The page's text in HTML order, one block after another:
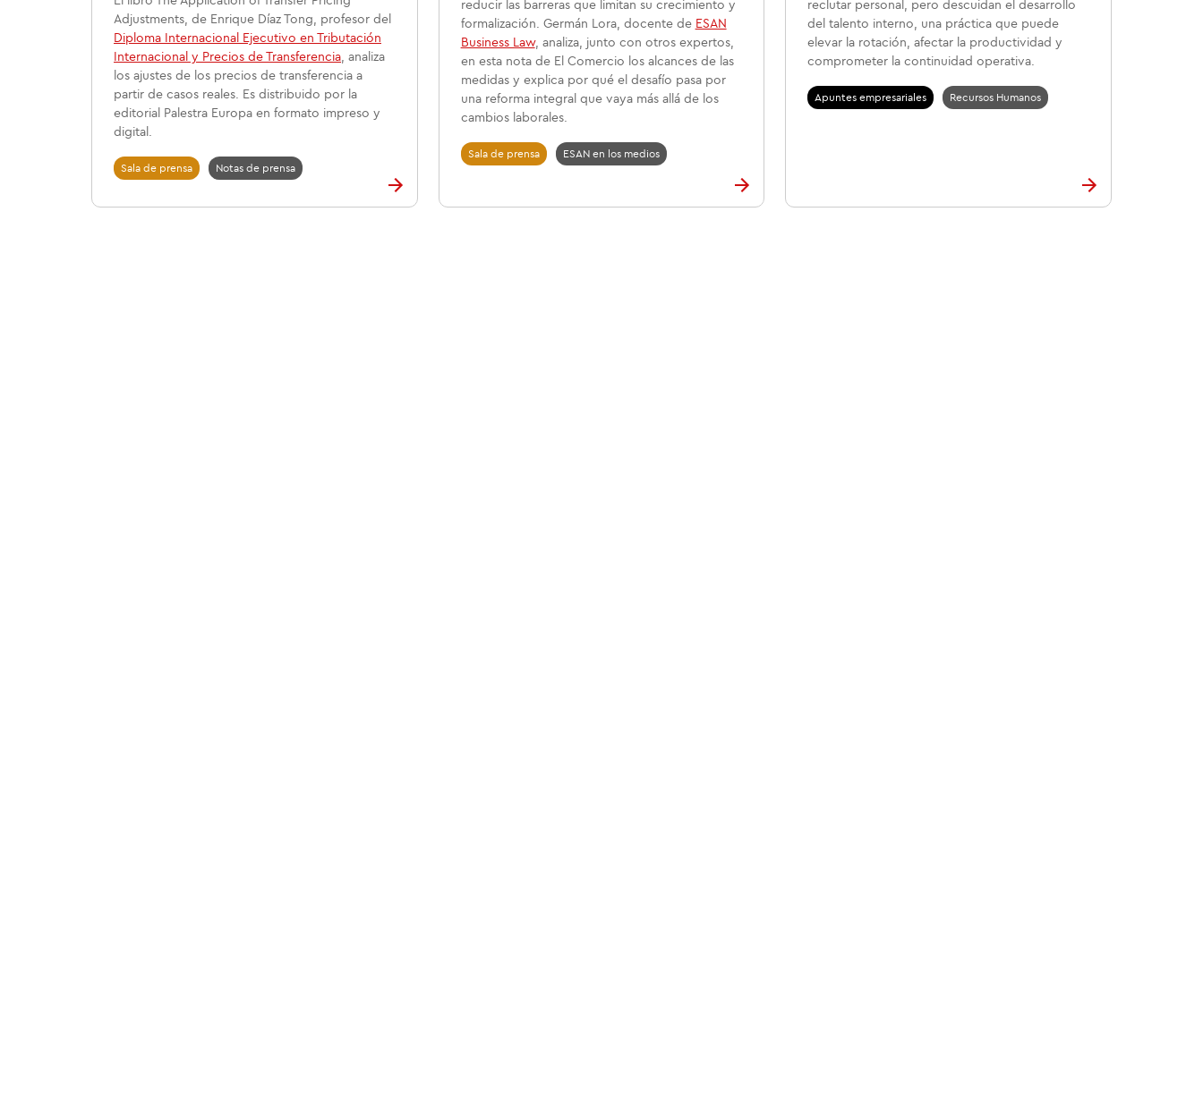
Adjustments, de Enrique Díaz Tong, profesor del
Diploma Internacional Ejecutivo en Tributación
Internacional y Precios de Transferencia, analiza
los ajustes de los precios de transferencia a
partir de casos reales. Es distribuido por la
editorial Palestra Europa en formato impreso y
digital.
Sala de prensa Notas de prensa
reducir las barreras que limitan su crecimiento y
formalización. Germán Lora, docente de ESAN
Business Law, analiza, junto con otros expertos,
en esta nota de El Comercio los alcances de las
medidas y explica por qué el desafío pasa por
una reforma integral que vaya más allá de los
cambios laborales.
Sala de prensa ESAN en los medios
reclutar personal, pero descuidan el desarrollo
del talento interno, una práctica que puede
elevar la rotación, afectar la productividad y
comprometer la continuidad operativa.
Apuntes empresariales Recursos Humanos